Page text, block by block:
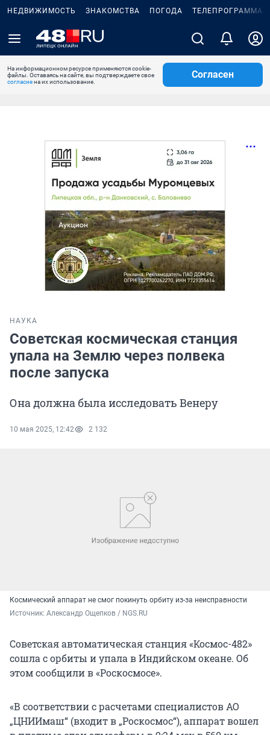
НЕДВИЖИМОСТЬ ЗНАКОМСТВА ПОГОДА ТЕЛЕПРОГРАММА
На информационном ресурсе применяются cookie-
файлы. Оставаясь на сайте, вы подтверждаете свое
согласиена их использование.
Согласен
НАУКА
Советская космическая станция
упала на Землю через полвека
после запуска
Она должна была исследовать Венеру
10 мая 2025, 12:42 2 132
Космический аппарат не смог покинуть орбиту из-за неисправности
Источник: Александр Ощепков / NGS.RU
Советская автоматическая станция «Космос-482»
сошла с орбиты и упала в Индийском океане. Об
этом сообщили в «Роскосмосе».
«В соответствии с расчетами специалистов АО
„ЦНИИмаш“ (входит в „Роскосмос“), аппарат вошел